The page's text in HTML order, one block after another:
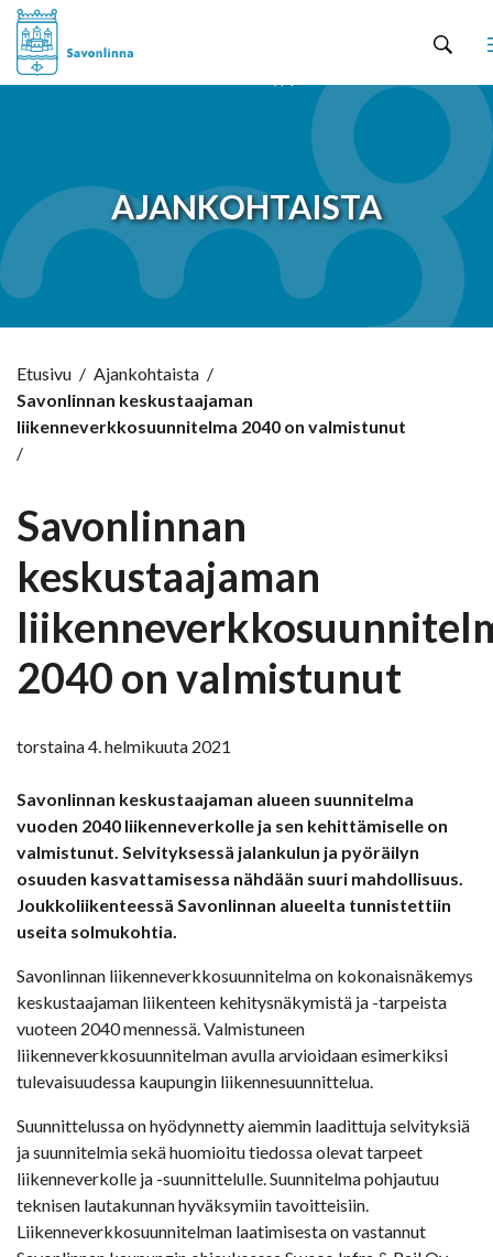
AJANKOHTAISTA
Etusivu / Ajankohtaista /
Savonlinnan keskustaajaman
liikenneverkkosuunnitelma 2040 on valmistunut
/
Savonlinnan
keskustaajaman
2040 on valmistunut
torstaina 4. helmikuuta 2021
Savonlinnan keskustaajaman alueen suunnitelma
vuoden 2040 liikenneverkolle ja sen kehittämiselle on
valmistunut. Selvityksessä jalankulun ja pyöräilyn
osuuden kasvattamisessa nähdään suuri mahdollisuus.
Joukkoliikenteessä Savonlinnan alueelta tunnistettiin
useita solmukohtia.
Savonlinnan liikenneverkkosuunnitelma on kokonaisnäkemys
keskustaajaman liikenteen kehitysnäkymistä ja -tarpeista
vuoteen 2040 mennessä. Valmistuneen
liikenneverkkosuunnitelman avulla arvioidaan esimerkiksi
tulevaisuudessa kaupungin liikennesuunnittelua.
Suunnittelussa on hyödynnetty aiemmin laadittuja selvityksiä
ja suunnitelmia sekä huomioitu tiedossa olevat tarpeet
liikenneverkolle ja -suunnittelulle. Suunnitelma pohjautuu
teknisen lautakunnan hyväksymiin tavoitteisiin.
Liikenneverkkosuunnitelman laatimisesta on vastannut